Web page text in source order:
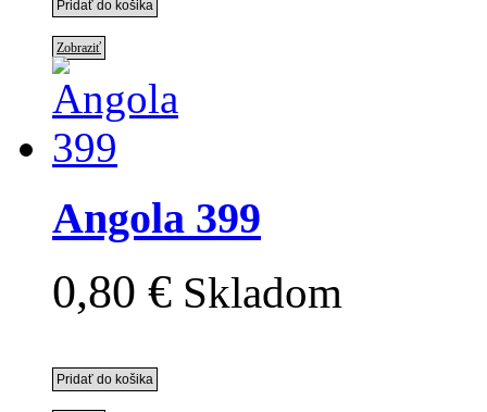
Zobraziť
Angola 399
0,80 € Skladom